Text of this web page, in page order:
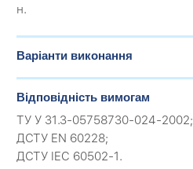
н.
Варіанти виконання
Відповідність вимогам
ТУ У 31.3-05758730-024-2002;
ДСТУ EN 60228;
ДСТУ IEC 60502-1.